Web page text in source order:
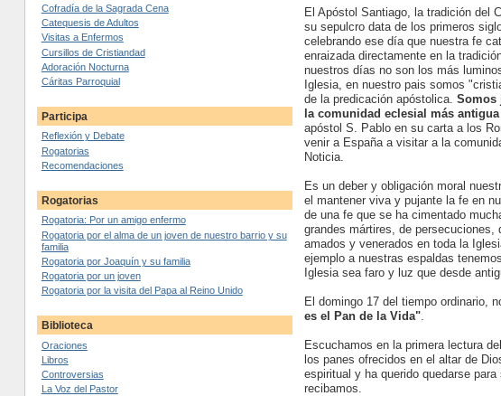
Cofradía de la Sagrada Cena
Catequesis de Adultos
Visitas a Enfermos
Cursillos de Cristiandad
Adoración Nocturna
Cáritas Parroquial
Participa
Reflexión y Debate
Rogatorias
Recomendaciones
Rogatorias
Rogatoria: Por un amigo enfermo
Rogatoria por el alma de un joven de nuestro barrio y su
familia
Rogatoria por Joaquín y su familia
Rogatoria por un joven
Rogatoria por la visita del Papa al Reino Unido
Biblioteca
Oraciones
Libros
Controversias
La Voz del Pastor
El Apóstol Santiago, la tradición del
su sepulcro data de los primeros
celebrando ese día que nuestra fe
enraizada directamente en la
nuestros días no son los más
Iglesia, en nuestro pais somos
de la predicación apóstolica.Somos
la comunidad eclesial más
apóstol S. Pablo en su carta a los
venir a España a visitar a la
Noticia.
Es un deber y obligación moral
el mantener viva y pujante la fe en
de una fe que se ha cimentado
grandes mártires, de
amados y venerados en toda la
ejemplo a nuestras espaldas
Iglesia sea faro y luz que desde
El domingo 17 del tiempo ordinario,
es el Pan de la Vida"
Escuchamos en la primera lectura
los panes ofrecidos en el altar de
espiritual y ha querido quedarse
recibamos.